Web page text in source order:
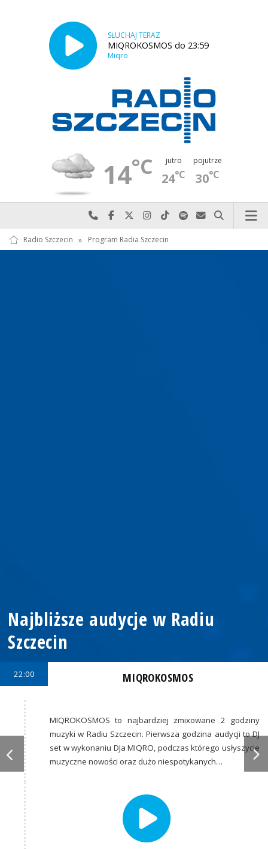
SŁUCHAJ TERAZ
MIQROKOSMOS do 23:59
Miqro
14°C jutro
24°C
pojutrze
30°C
Najlepiej po prostu do nas zadzwoń
Odwiedź nas na Facebook-u
Odwiedź nas na X
Odwiedź nas na Instagram-ie
Odwiedź nas na TikTok-u
Szukaj nas na Spotify
Wyślij do nas
Szukaj
Radio Szczecin » Program Radia Szczecin
Najbliższe audycje w Radiu
Szczecin
22:00 MIQROKOSMOS
MIQROKOSMOS to najbardziej zmixowane 2 godziny
muzyki w Radiu Szczecin. Pierwsza godzina audycji to DJ
set w wykonaniu DJa MIQRO, podczas którego usłyszycie
muzyczne nowości oraz dużo niespotykanych…